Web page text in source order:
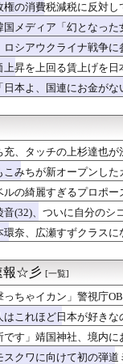
本、中日・柳から今
ぱいがバインバインｗ
ルギー施設攻撃で窮地
水位が低下してマンモ
車両で封鎖、病院への
欠席「長崎市が着席場
ンへ行ったらゴミの中
「５０％OFFが購入最
】ロッテ またも八木が
、中国にもいくつか
クシーマダムみたいな
のが楽しみなゲームに
は皆クビになるわ」→
？
して復活すると萎える
私は一人で家に水をか
(32)、ダンスで乳が大
んな私も愛してね❤」
ンダムしか覚えてない
闘魂』、賛否両論の危
筋縄ではいかず？スタ
どうぞ！」→ひと口目
権の消費税減税に反対
国メディア「幻となっ
ロシアウクライナ戦争に
上昇を上回る賃上げを
日本よ、国連にお金が
充、タッチの上杉達也
こみちが新オープンし
ルの綺麗すぎるプロポ
音(32)、ついに自分のシ
環奈、広瀬すずクラス
報☆彡 [一覧]
っちゃイカン」警視庁
はこれほど日本が好き
です」靖国神社、境内
スクワに向けて初の弾道